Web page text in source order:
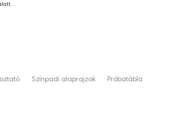
Színpadi alaprajzok Próbatábla